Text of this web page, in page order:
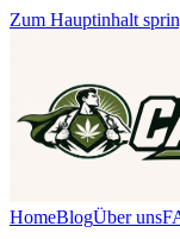
Zum Hauptinhalt
HomeBlogÜber uns